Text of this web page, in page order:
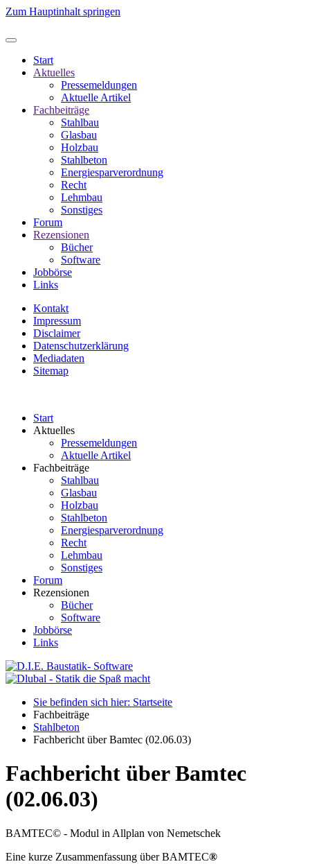
Zum Hauptinhalt springen
Start
Aktuelles
Pressemeldungen
Aktuelle Artikel
Fachbeiträge
Stahlbau
Glasbau
Holzbau
Stahlbeton
Energiesparverordnung
Recht
Lehmbau
Sonstiges
Forum
Rezensionen
Bücher
Software
Jobbörse
Links
Kontakt
Impressum
Disclaimer
Datenschutzerklärung
Mediadaten
Sitemap
Start
Aktuelles
Pressemeldungen
Aktuelle Artikel
Fachbeiträge
Stahlbau
Glasbau
Holzbau
Stahlbeton
Energiesparverordnung
Recht
Lehmbau
Sonstiges
Forum
Rezensionen
Bücher
Software
Jobbörse
Links
Sie befinden sich hier: Startseite
Fachbeiträge
Stahlbeton
Fachbericht über Bamtec (02.06.03)
Fachbericht über Bamtec
(02.06.03)
BAMTEC© - Modul in Allplan von Nemetschek
Eine kurze Zusammenfassung über BAMTEC®